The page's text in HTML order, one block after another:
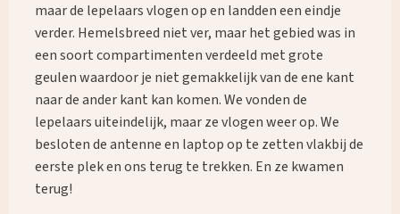
maar de lepelaars vlogen op en landden een eindje
verder. Hemelsbreed niet ver, maar het gebied was in
een soort compartimenten verdeeld met grote
geulen waardoor je niet gemakkelijk van de ene kant
naar de ander kant kan komen. We vonden de
lepelaars uiteindelijk, maar ze vlogen weer op. We
besloten de antenne en laptop op te zetten vlakbij de
eerste plek en ons terug te trekken. En ze kwamen
terug!